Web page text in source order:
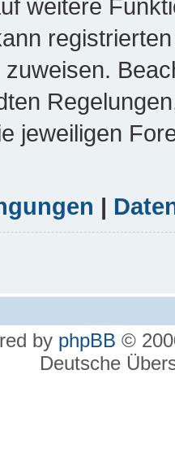
weitere
jeweiligen
|
by phpBB ©
Deutsche